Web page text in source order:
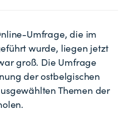
Umfrage, die im
wurde, liegen jetzt
groß. Die Umfrage
der ostbelgischen
Themen der